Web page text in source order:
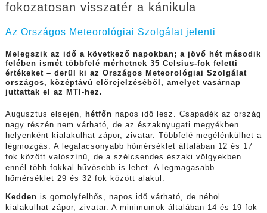
fokozatosan visszatér a kánikula
Az Országos Meteorológiai Szolgálat jelenti
Melegszik az idő a következő napokban; a jövő hét második
felében ismét többfelé mérhetnek 35 Celsius-fok feletti
értékeket – derül ki az Országos Meteorológiai Szolgálat
országos, középtávú előrejelzéséből, amelyet vasárnap
juttattak el az MTI-hez.
Augusztus elsején, hétfőn napos idő lesz. Csapadék az ország
nagy részén nem várható, de az északnyugati megyékben
helyenként kialakulhat zápor, zivatar. Többfelé megélénkülhet a
légmozgás. A legalacsonyabb hőmérséklet általában 12 és 17
fok között valószínű, de a szélcsendes északi völgyekben
ennél több fokkal hűvösebb is lehet. A legmagasabb
hőmérséklet 29 és 32 fok között alakul.
Kedden is gomolyfelhős, napos idő várható, de néhol
kialakulhat zápor, zivatar. A minimumok általában 14 és 19 fok